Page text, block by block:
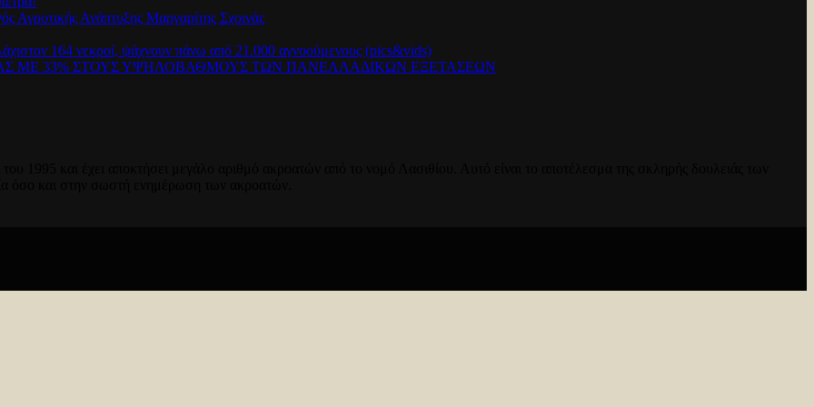
Αγροτικής Ανάπτυξης Μαργαρίτης Σχοινάς
164 νεκροί, ψάχνουν πάνω από 21.000 αγνοούμενους (pics&vids)
ΜΕ 33% ΣΤΟΥΣ ΥΨΗΛΟΒΑΘΜΟΥΣ ΤΩΝ ΠΑΝΕΛΛΑΔΙΚΩΝ ΕΞΕΤΑΣΕΩΝ